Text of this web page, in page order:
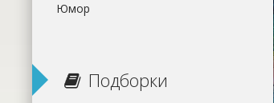
Юмор
Подборки